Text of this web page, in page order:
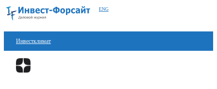
ENG
Инвестклимат
Финансы